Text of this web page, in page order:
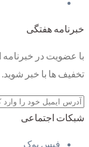
خبرنامه هفتگی
با عضویت در خبرنامه
تخفیف ها با خبر شوید.
شبکات اجتماعی
فیس بوک